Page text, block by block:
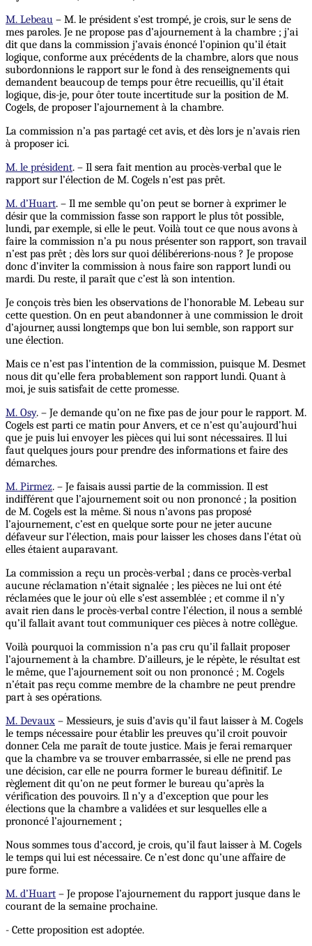
M. Lebeau – M. le président s’est trompé, je crois, sur le sens de
mes paroles. Je ne propose pas d’ajournement à la chambre ; j’ai
dit que dans la commission j’avais énoncé l’opinion qu’il était
logique, conforme aux précédents de la chambre, alors que nous
subordonnions le rapport sur le fond à des renseignements qui
demandent beaucoup de temps pour être recueillis, qu’il était
logique, dis-je, pour ôter toute incertitude sur la position de M.
Cogels, de proposer l’ajournement à la chambre.
La commission n’a pas partagé cet avis, et dès lors je n’avais rien
à proposer ici.
M. le président. – Il sera fait mention au procès-verbal que le
rapport sur l’élection de M. Cogels n’est pas prêt.
M. d’Huart. – Il me semble qu’on peut se borner à exprimer le
désir que la commission fasse son rapport le plus tôt possible,
lundi, par exemple, si elle le peut. Voilà tout ce que nous avons à
faire la commission n’a pu nous présenter son rapport, son travail
n’est pas prêt ; dès lors sur quoi délibérerions-nous ? Je propose
donc d’inviter la commission à nous faire son rapport lundi ou
mardi. Du reste, il paraît que c’est là son intention.
Je conçois très bien les observations de l’honorable M. Lebeau sur
cette question. On en peut abandonner à une commission le droit
d’ajourner, aussi longtemps que bon lui semble, son rapport sur
une élection.
Mais ce n’est pas l’intention de la commission, puisque M. Desmet
nous dit qu’elle fera probablement son rapport lundi. Quant à
moi, je suis satisfait de cette promesse.
M. Osy. – Je demande qu’on ne fixe pas de jour pour le rapport. M.
Cogels est parti ce matin pour Anvers, et ce n’est qu’aujourd’hui
que je puis lui envoyer les pièces qui lui sont nécessaires. Il lui
faut quelques jours pour prendre des informations et faire des
démarches.
M. Pirmez. – Je faisais aussi partie de la commission. Il est
indifférent que l’ajournement soit ou non prononcé ; la position
de M. Cogels est la même. Si nous n’avons pas proposé
l’ajournement, c’est en quelque sorte pour ne jeter aucune
défaveur sur l’élection, mais pour laisser les choses dans l’état où
elles étaient auparavant.
La commission a reçu un procès-verbal ; dans ce procès-verbal
aucune réclamation n’était signalée ; les pièces ne lui ont été
réclamées que le jour où elle s’est assemblée ; et comme il n’y
avait rien dans le procès-verbal contre l’élection, il nous a semblé
qu’il fallait avant tout communiquer ces pièces à notre collègue.
Voilà pourquoi la commission n’a pas cru qu’il fallait proposer
l’ajournement à la chambre. D’ailleurs, je le répète, le résultat est
le même, que l’ajournement soit ou non prononcé ; M. Cogels
n’était pas reçu comme membre de la chambre ne peut prendre
part à ses opérations.
M. Devaux – Messieurs, je suis d’avis qu’il faut laisser à M. Cogels
le temps nécessaire pour établir les preuves qu’il croit pouvoir
donner. Cela me paraît de toute justice. Mais je ferai remarquer
que la chambre va se trouver embarrassée, si elle ne prend pas
une décision, car elle ne pourra former le bureau définitif. Le
règlement dit qu’on ne peut former le bureau qu’après la
vérification des pouvoirs. Il n’y a d’exception que pour les
élections que la chambre a validées et sur lesquelles elle a
prononcé l’ajournement ;
Nous sommes tous d’accord, je crois, qu’il faut laisser à M. Cogels
le temps qui lui est nécessaire. Ce n’est donc qu’une affaire de
pure forme.
M. d’Huart – Je propose l’ajournement du rapport jusque dans le
courant de la semaine prochaine.
- Cette proposition est adoptée.